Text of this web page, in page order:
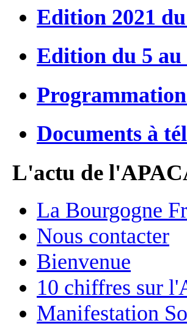
Edition 2021
Edition du 5 au
Documents à
L'actu de
La Bourgogne
Nous contacter
Bienvenue
10 chiffres sur
Manifestation